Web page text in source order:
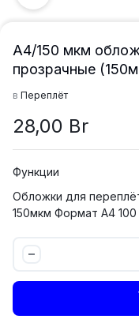
А4/150 мкм
прозрачные
в Переплёт
28,00 Br
Функции
Обложки для переплёта